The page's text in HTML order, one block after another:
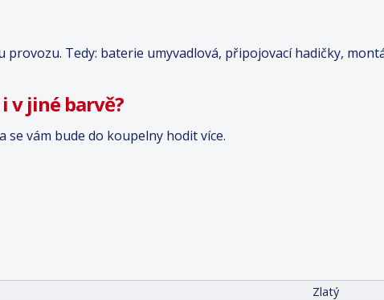
Tedy: baterie umyvadlová, připojovací hadičky,
v jiné barvě?
se vám bude do koupelny hodit více.
Zlatý